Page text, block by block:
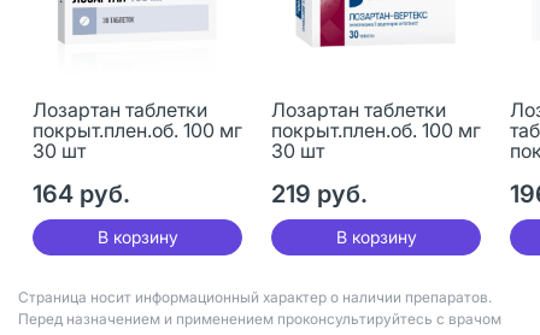
Лозартан таблетки
покрыт.плен.об. 100 мг
30 шт
164 руб.
В корзину
Лозартан таблетки
покрыт.плен.об. 100 мг
30 шт
219 руб.
В корзину
Страница носит информационный характер о наличии препаратов.
Перед назначением и применением проконсультируйтесь с врачом